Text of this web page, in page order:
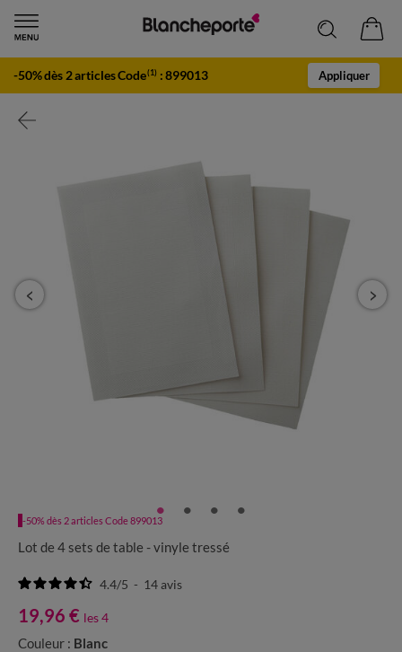
-50% dès 2 articles Code(1) :899013 Appliquer
-50% dès 2 articles Code 899013
Lot de 4 sets de table - vinyle tressé
4.4/5 - 14avis
19,96 € les 4
Couleur : Blanc